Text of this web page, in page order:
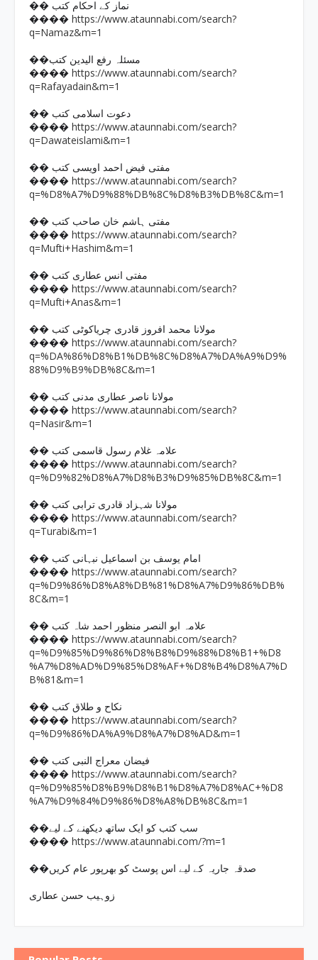
�� نماز کے احکام کتب
���� https://www.ataunnabi.com/search?
q=Namaz&m=1
��مسئلہ رفع الیدین کتب
���� https://www.ataunnabi.com/search?
q=Rafayadain&m=1
�� دعوت اسلامی کتب
���� https://www.ataunnabi.com/search?
q=Dawateislami&m=1
�� مفتی فیض احمد اویسی کتب
���� https://www.ataunnabi.com/search?
q=%D8%A7%D9%88%DB%8C%D8%B3%DB%8C&m=1
�� مفتی ہاشم خان صاحب کتب
���� https://www.ataunnabi.com/search?
q=Mufti+Hashim&m=1
�� مفتی انس عطاری کتب
���� https://www.ataunnabi.com/search?
q=Mufti+Anas&m=1
�� مولانا محمد افروز قادری چریاکوٹی کتب
���� https://www.ataunnabi.com/search?
q=%DA%86%D8%B1%DB%8C%D8%A7%DA%A9%D9%
88%D9%B9%DB%8C&m=1
�� مولانا ناصر عطاری مدنی کتب
���� https://www.ataunnabi.com/search?
q=Nasir&m=1
�� علامہ غلام رسول قاسمی کتب
���� https://www.ataunnabi.com/search?
q=%D9%82%D8%A7%D8%B3%D9%85%DB%8C&m=1
�� مولانا شہزاد قادری ترابی کتب
���� https://www.ataunnabi.com/search?
q=Turabi&m=1
�� امام یوسف بن اسماعیل نبہانی کتب
���� https://www.ataunnabi.com/search?
q=%D9%86%D8%A8%DB%81%D8%A7%D9%86%DB%
8C&m=1
�� علامہ ابو النصر منظور احمد شاہ کتب
���� https://www.ataunnabi.com/search?
q=%D9%85%D9%86%D8%B8%D9%88%D8%B1+%D8
%A7%D8%AD%D9%85%D8%AF+%D8%B4%D8%A7%D
B%81&m=1
�� نکاح و طلاق کتب
���� https://www.ataunnabi.com/search?
q=%D9%86%DA%A9%D8%A7%D8%AD&m=1
�� فیضان معراج النبی کتب
���� https://www.ataunnabi.com/search?
q=%D9%85%D8%B9%D8%B1%D8%A7%D8%AC+%D8
%A7%D9%84%D9%86%D8%A8%DB%8C&m=1
��سب کتب کو ایک ساتھ دیکھنے کے لیے
���� https://www.ataunnabi.com/?m=1
��صدقہ جاریہ کے لیے اس پوسٹ کو بھرپور عام کریں
زوہیب حسن عطاری